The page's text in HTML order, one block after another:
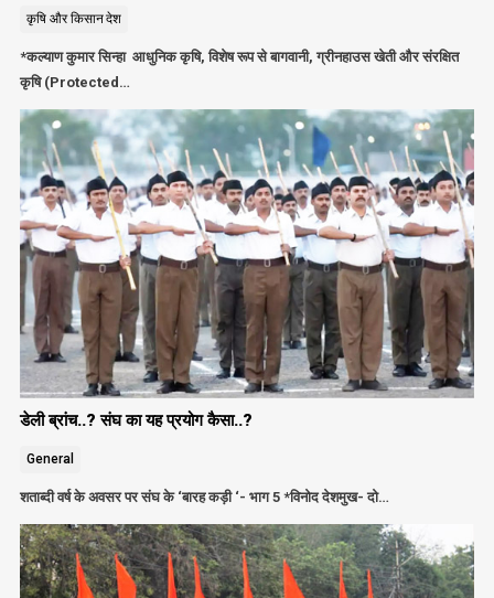
कृषि और किसानदेश
*कल्याण कुमार सिन्हा आधुनिक कृषि, विशेष रूप से बागवानी, ग्रीनहाउस खेती और संरक्षित
कृषि (Protected…
डेली ब्रांच..? संघ का यह प्रयोग कैसा..?
General
शताब्दी वर्ष के अवसर पर संघ के ‘बारह कड़ी ‘- भाग 5 *विनोद देशमुख- दो…